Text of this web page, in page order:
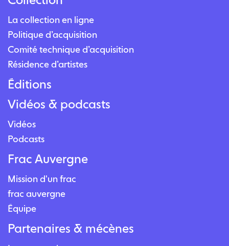
La collection en ligne
Politique d’acquisition
Comité technique d’acquisition
Résidence d’artistes
Éditions
Vidéos & podcasts
Vidéos
Podcasts
Frac Auvergne
Mission d'un frac
frac auvergne
Équipe
Partenaires & mécènes